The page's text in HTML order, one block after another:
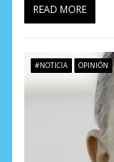
READ MORE
#NOTICIA OPINIÓN